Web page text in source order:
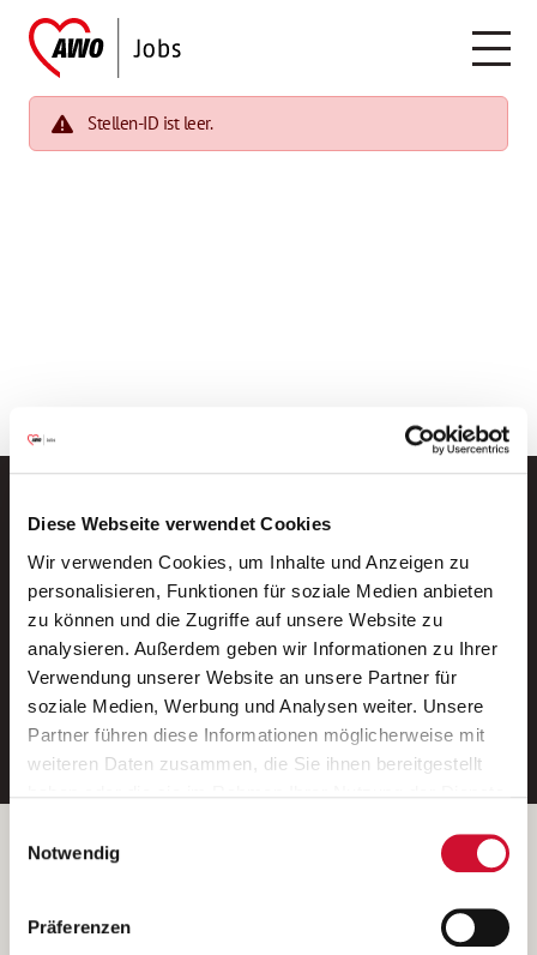
Diese Webseite verwendet Cookies
Wir verwenden Cookies, um Inhalte und Anzeigen zu
personalisieren, Funktionen für soziale Medien anbieten
zu können und die Zugriffe auf unsere Website zu
analysieren. Außerdem geben wir Informationen zu Ihrer
Verwendung unserer Website an unsere Partner für
soziale Medien, Werbung und Analysen weiter. Unsere
Partner führen diese Informationen möglicherweise mit
weiteren Daten zusammen, die Sie ihnen bereitgestellt
Wenn Sie auf „Cookies zulassen“ klicken, so stimmen
Sie der Speicherung sämtlicher Cookies zu. Sie können
Ihre Einwilligung selbstverständlich jederzeit widerrufen,
indem Sie die Cookie-Einstellungen aufrufen und diese
Notwendig
Präferenzen
Stellen-ID ist leer.
Neue Stellen per E-Mail.
Ein kostenloser Service von AWO
Jobs.
E-Mail-Adresse eintragen
Betreiber der Webseite
Kantstraße 45a